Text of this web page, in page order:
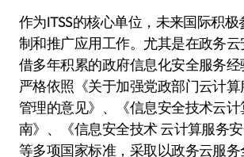
作为ITSS的核心单位，未来国际积极
制和推广应用工作。尤其是在政务
借多年积累的政府信息化安全服务
严格依照《关于加强党政部门云计
管理的意见》、《信息安全技术云
南》、《信息安全技术 云计算服务安
等多项国家标准，采取以政务云服